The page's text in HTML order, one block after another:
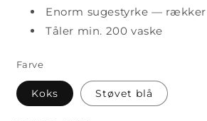
Enorm sugestyrke —
Tåler min. 200 vaske
Farve
Koks Støvet blå